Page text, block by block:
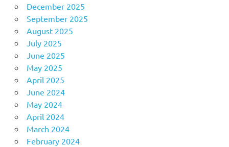
December 2025
September 2025
August 2025
July 2025
June 2025
May 2025
April 2025
June 2024
May 2024
April 2024
March 2024
February 2024